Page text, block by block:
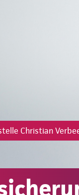
Christian